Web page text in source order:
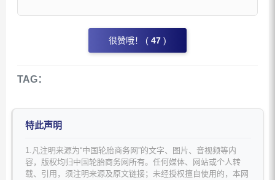
很赞哦！ ( 47 )
TAG：
特此声明
1.凡注明来源为“中国轮胎商务网”的文字、图片、音视频等内
容，版权均归中国轮胎商务网所有。任何媒体、网站或个人转
载、引用，须注明来源及原文链接；未经授权擅自使用的，本网